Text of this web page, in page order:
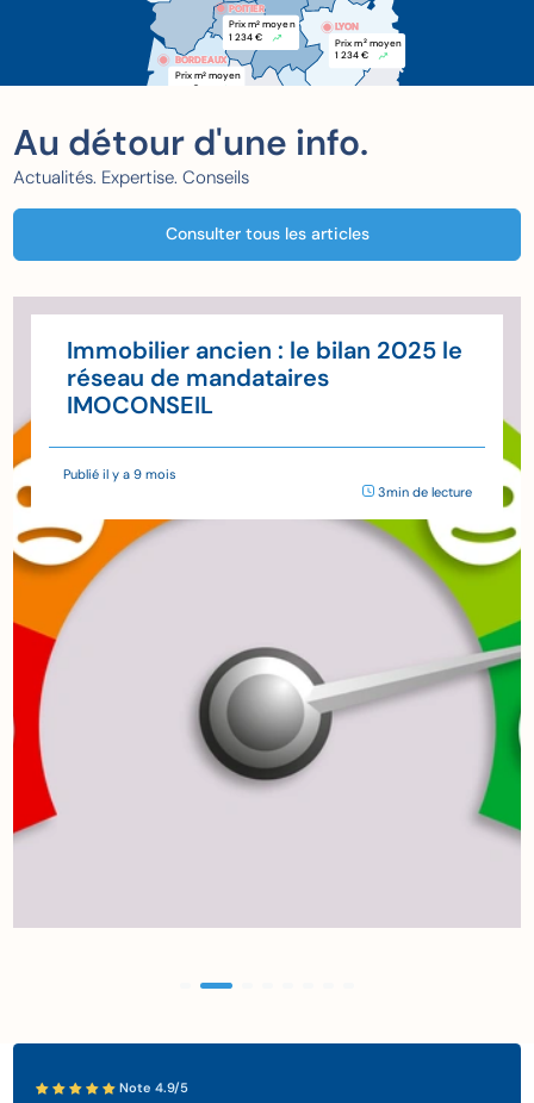
BORDEAUX
BORDEAUX
Prix m2 moyen
xxx €
POITIER
POITIER
Prix m2 moyen
1 234 €
LYON
Prix m2 moyen
1 234 €
Au détour d'une info.
Actualités. Expertise. Conseils
Consulter tous les articles
Immobilier ancien : le bilan 2025 le
réseau de mandataires
IMOCONSEIL
Publié il y a 9 mois
3min de lecture
Note 4.9/5